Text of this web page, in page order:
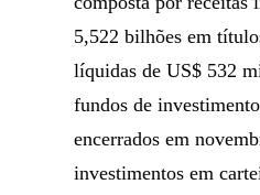
5,522 bilhões em
líquidas de US$ 532
fundos de
encerrados em
investimentos em